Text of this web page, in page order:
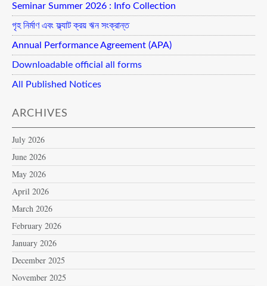
Seminar Summer 2026 : Info Collection
গৃহ নির্মাণ এবং ফ্ল্যাট ক্রয় ঋন সংক্রান্ত
Annual Performance Agreement (APA)
Downloadable official all forms
All Published Notices
ARCHIVES
July 2026
June 2026
May 2026
April 2026
March 2026
February 2026
January 2026
December 2025
November 2025